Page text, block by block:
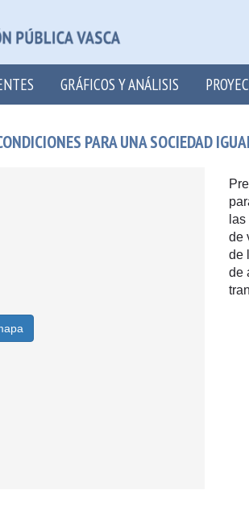
GRÁFICOS Y ANÁLISIS
PARA UNA SOCIEDAD
de
de
de